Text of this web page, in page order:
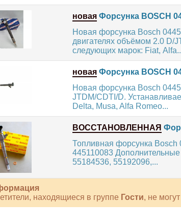
новая Форсунка BOSCH
Новая форсунка Bosch
двигателях объёмом 2.0 D/
следующих марок: Fiat,
новая Форсунка BOSCH
Новая форсунка Bosch
JTDM/CDTI/D.
Delta, Musa, Alfa Romeo...
ВОССТАНОВЛЕННАЯ
Топливная форсунка Bosch
445110083
55184536, 55192096,...
находящиеся в группе Гости, не